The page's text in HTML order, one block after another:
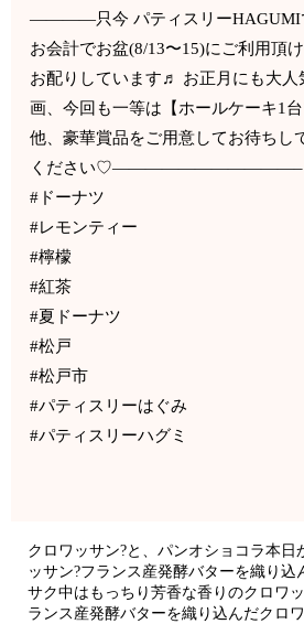
————只今 パティスリーHAGUMI
お会計でお盆(8/13〜15)にご利用頂
お配りしています♬ お正月にも大人
画、今回も一等は【ホールケーキ1
他、豪華賞品をご用意してお待ちし
ください♡———————————–
#ドーナツ
#レモンティー
#檸檬
#紅茶
#夏ドーナツ
#松戸
#松戸市
#パティスリーはぐみ
#パティスリーハグミ
クロワッサン?と、パンオショコラ本日
ッサン?フランス産発酵バターを織り込
サク中はもっちり芳香な香りのクロワ
ランス産発酵バターを織り込んだクロ